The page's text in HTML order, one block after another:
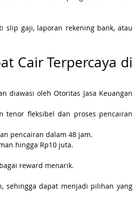
slip gaji, laporan rekening bank, atau
Cair Terpercaya di
diawasi oleh Otoritas Jasa Keuangan
tenor fleksibel dan proses pencairan
pencairan dalam 48 jam.
hingga Rp10 juta.
reward menarik.
sehingga dapat menjadi pilihan yang